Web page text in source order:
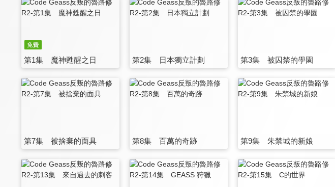
第1集 魔神甦醒之日 第2集 日本獨立計劃 第3集 被囚禁的學園
第7集 被捨棄的面具 第8集 百萬的奇跡 第9集 朱禁城的新娘